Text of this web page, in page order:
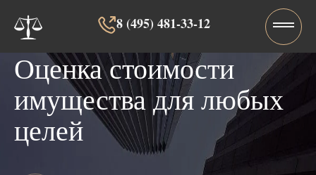
8 (495) 481-33-12‬‬
Оценка стоимости
имущества для любых
целей